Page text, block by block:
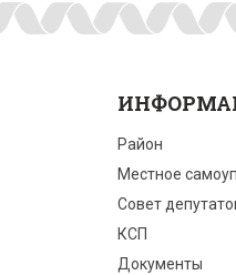
Район
Местное
Совет
КСП
Документы